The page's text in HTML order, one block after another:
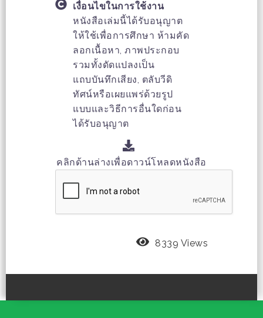
เงื่อนไขในการใช้งาน
หนังสือเล่มนี้ได้รับอนุญาต
ให้ใช้เพื่อการศึกษา ห้ามคัด
ลอกเนื้อหา, ภาพประกอบ
รวมทั้งดัดแปลงเป็น
แถบบันทึกเสียง, ตลับวีดิ
ทัศน์หรือเผยแพร่ด้วยรูป
แบบและวิธีการอื่นใดก่อน
ได้รับอนุญาต
คลิกด้านล่างเพื่อดาวน์โหลดหนังสือ
8339 Views